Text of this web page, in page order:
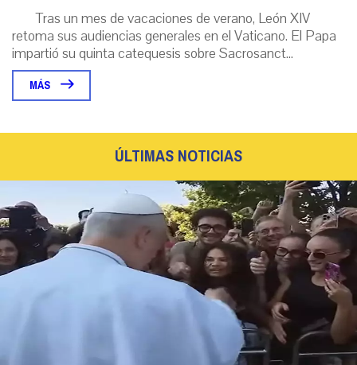
Tras un mes de vacaciones de verano, León XIV
retoma sus audiencias generales en el Vaticano. El Papa
impartió su quinta catequesis sobre Sacrosanct...
MÁS
ÚLTIMAS NOTICIAS